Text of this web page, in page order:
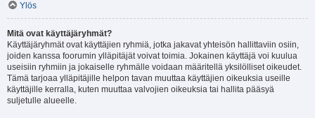
Ylös
Mitä ovat käyttäjäryhmät?
Käyttäjäryhmät ovat käyttäjien ryhmiä, jotka jakavat yhteisön hallittaviin osiin,
joiden kanssa foorumin ylläpitäjät voivat toimia. Jokainen käyttäjä voi kuulua
useisiin ryhmiin ja jokaiselle ryhmälle voidaan määritellä yksilölliset oikeudet.
Tämä tarjoaa ylläpitäjille helpon tavan muuttaa käyttäjien oikeuksia useille
käyttäjille kerralla, kuten muuttaa valvojien oikeuksia tai hallita pääsyä
suljetulle alueelle.